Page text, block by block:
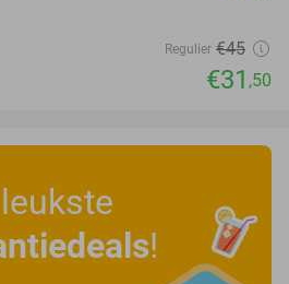
Regulier €45
€31 ,50
!